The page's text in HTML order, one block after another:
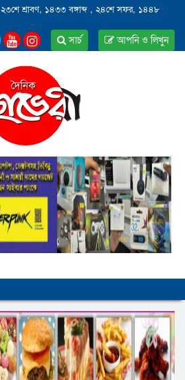
২৩শে শ্রাবণ, ১৪৩৩ বঙ্গাব্দ , ২৪শে সফর, ১৪৪৮
আপনি ও লিখুন
সার্চ